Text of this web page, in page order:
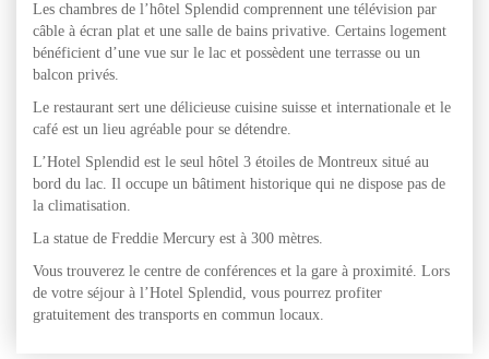
Les chambres de l’hôtel Splendid comprennent une télévision par
câble à écran plat et une salle de bains privative. Certains logement
bénéficient d’une vue sur le lac et possèdent une terrasse ou un
balcon privés.
Le restaurant sert une délicieuse cuisine suisse et internationale et le
café est un lieu agréable pour se détendre.
L’Hotel Splendid est le seul hôtel 3 étoiles de Montreux situé au
bord du lac. Il occupe un bâtiment historique qui ne dispose pas de
la climatisation.
La statue de Freddie Mercury est à 300 mètres.
Vous trouverez le centre de conférences et la gare à proximité. Lors
de votre séjour à l’Hotel Splendid, vous pourrez profiter
gratuitement des transports en commun locaux.